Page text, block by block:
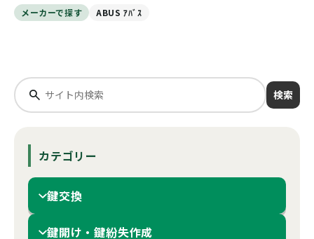
メーカーで探す ABUS ｱﾊﾞｽ
検索
カテゴリー
鍵交換
鍵開け・鍵紛失作成